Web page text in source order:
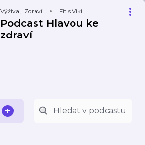
Výživa , Zdraví Fit s Viki
Podcast Hlavou ke
zdraví